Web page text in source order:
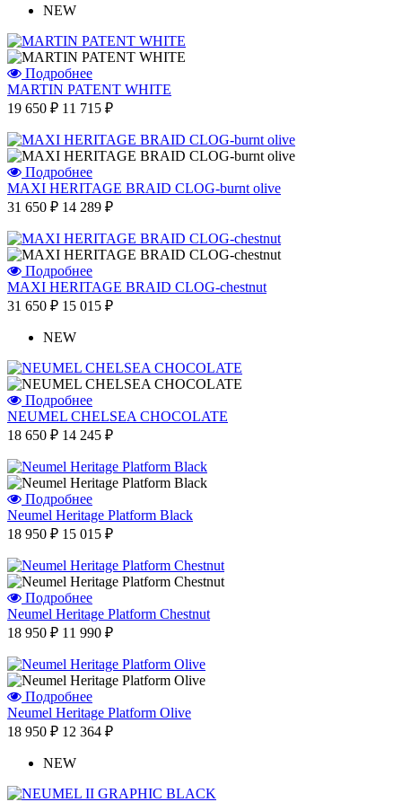
NEW
Подробнее
MARTIN PATENT WHITE
19 650 ₽ 11 715 ₽
Подробнее
MAXI HERITAGE BRAID CLOG-burnt olive
31 650 ₽ 14 289 ₽
Подробнее
MAXI HERITAGE BRAID CLOG-chestnut
31 650 ₽ 15 015 ₽
NEW
Подробнее
NEUMEL CHELSEA CHOCOLATE
18 650 ₽ 14 245 ₽
Подробнее
Neumel Heritage Platform Black
18 950 ₽ 15 015 ₽
Подробнее
Neumel Heritage Platform Chestnut
18 950 ₽ 11 990 ₽
Подробнее
Neumel Heritage Platform Olive
18 950 ₽ 12 364 ₽
NEW